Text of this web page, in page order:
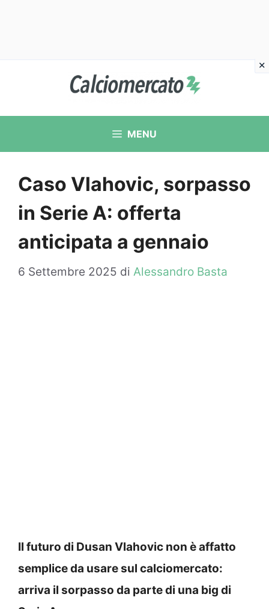
contenuto
MENU
Caso Vlahovic, sorpasso
in Serie A: offerta
anticipata a gennaio
6 Settembre 2025 di Alessandro Basta
Il futuro di Dusan Vlahovic non è affatto
semplice da usare sul calciomercato:
arriva il sorpasso da parte di una big di